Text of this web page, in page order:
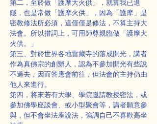
第二，至於做「護摩大火供」，就算我已退
隱，也是常做「護摩火供」，因為「護摩」是
密教修法所必須，這僅僅是修法，不算主持大
法會。所以措詞上，可用師尊親臨做「護摩大
火供。」
第三、對於世界各地雷藏寺的落成開光，講者
作為真佛宗的創辦人，認為不參加開光有些說
不過去，因而答應會前往，但法會的主持仍由
他人來進行。
第四，將來若有大學、學院邀請教授密法，或
參加佛學座談會、或小型聚會等，講者願意參
與，但不會坐法座說法，強調自己不喜歡高坐